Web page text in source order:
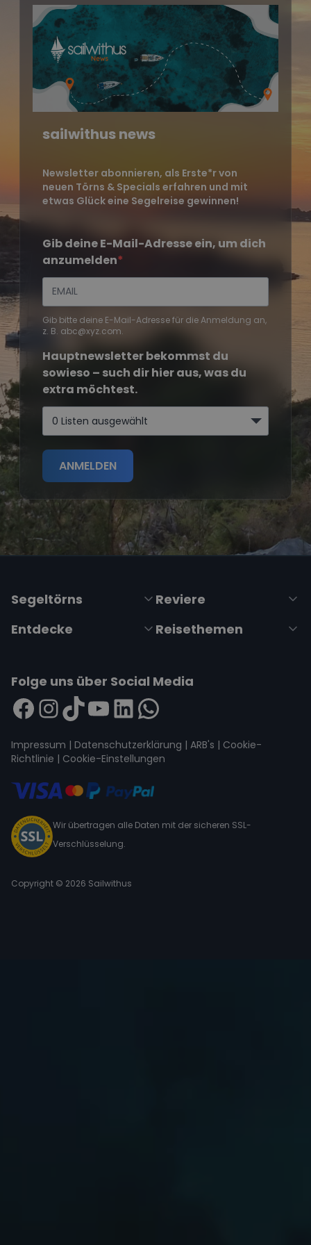
sailwithus news
Newsletter abonnieren, als Erste*r von
neuen Törns & Specials erfahren und mit
etwas Glück eine Segelreise gewinnen!
Gib deine E-Mail-Adresse ein, um dich
anzumelden
Gib bitte deine E-Mail-Adresse für die Anmeldung an,
z. B. abc@xyz.com.
Hauptnewsletter bekommst du
sowieso – such dir hier aus, was du
extra möchtest.
0 Listen ausgewählt
ANMELDEN
Segeltörns
Reviere
Entdecke
Reisethemen
Folge uns über Social Media
Impressum | Datenschutzerklärung | ARB's | Cookie-
Richtlinie | Cookie-Einstellungen
Wir übertragen alle Daten mit der sicheren SSL-
Verschlüsselung.
Copyright © 2026 Sailwithus